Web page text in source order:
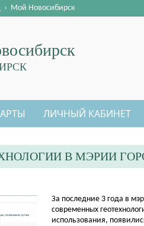
› Мой Новосибирск
ЛИЧНЫЙ КАБИНЕТ
В МЭРИИ
​За последние 3 года в
современных
использования,